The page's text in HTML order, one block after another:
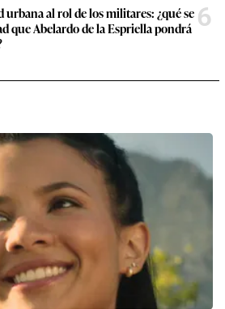
urbana al rol de los militares: ¿qué se
que Abelardo de la Espriella pondrá 6